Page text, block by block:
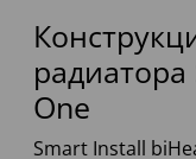
One
Smart Install